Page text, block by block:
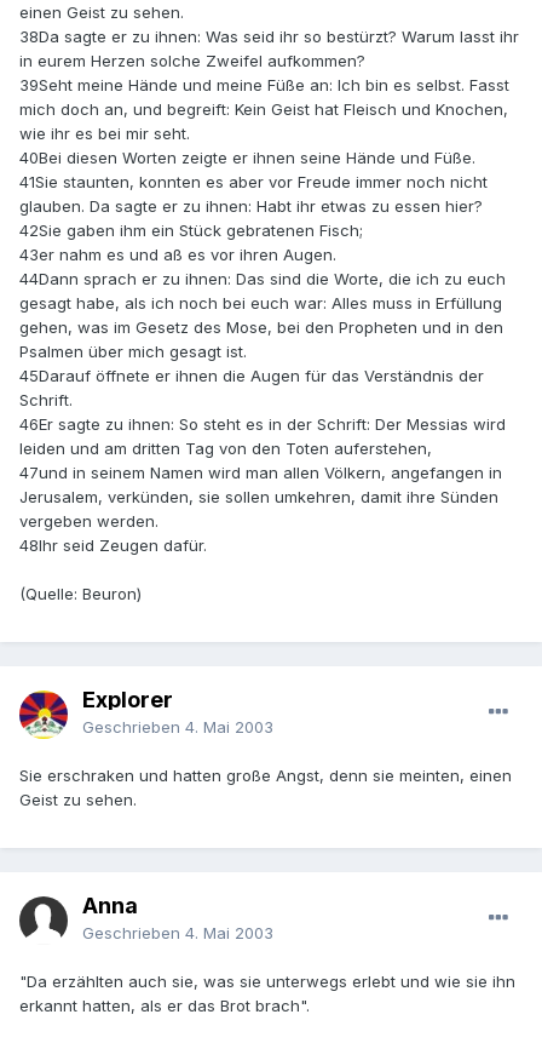
einen Geist zu sehen.
38Da sagte er zu ihnen: Was seid ihr so bestürzt? Warum lasst ihr
in eurem Herzen solche Zweifel aufkommen?
39Seht meine Hände und meine Füße an: Ich bin es selbst. Fasst
mich doch an, und begreift: Kein Geist hat Fleisch und Knochen,
wie ihr es bei mir seht.
40Bei diesen Worten zeigte er ihnen seine Hände und Füße.
41Sie staunten, konnten es aber vor Freude immer noch nicht
glauben. Da sagte er zu ihnen: Habt ihr etwas zu essen hier?
42Sie gaben ihm ein Stück gebratenen Fisch;
43er nahm es und aß es vor ihren Augen.
44Dann sprach er zu ihnen: Das sind die Worte, die ich zu euch
gesagt habe, als ich noch bei euch war: Alles muss in Erfüllung
gehen, was im Gesetz des Mose, bei den Propheten und in den
Psalmen über mich gesagt ist.
45Darauf öffnete er ihnen die Augen für das Verständnis der
Schrift.
46Er sagte zu ihnen: So steht es in der Schrift: Der Messias wird
leiden und am dritten Tag von den Toten auferstehen,
47und in seinem Namen wird man allen Völkern, angefangen in
Jerusalem, verkünden, sie sollen umkehren, damit ihre Sünden
vergeben werden.
48Ihr seid Zeugen dafür.
(Quelle: Beuron)
Explorer
Geschrieben 4. Mai 2003
Sie erschraken und hatten große Angst, denn sie meinten, einen
Geist zu sehen.
Anna
Geschrieben 4. Mai 2003
"Da erzählten auch sie, was sie unterwegs erlebt und wie sie ihn
erkannt hatten, als er das Brot brach".